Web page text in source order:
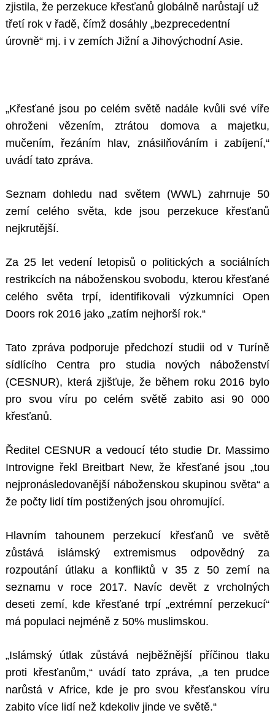
zjistila, že perzekuce křesťanů globálně narůstají už
třetí rok v řadě, čímž dosáhly „bezprecedentní
úrovně“ mj. i v zemích Jižní a Jihovýchodní Asie.
„Křesťané jsou po celém světě nadále kvůli své víře
ohroženi vězením, ztrátou domova a majetku,
mučením, řezáním hlav, znásilňováním i zabíjení,“
uvádí tato zpráva.
Seznam dohledu nad světem (WWL) zahrnuje 50
zemí celého světa, kde jsou perzekuce křesťanů
nejkrutější.
Za 25 let vedení letopisů o politických a sociálních
restrikcích na náboženskou svobodu, kterou křesťané
celého světa trpí, identifikovali výzkumníci Open
Doors rok 2016 jako „zatím nejhorší rok.“
Tato zpráva podporuje předchozí studii od v Turíně
sídlícího Centra pro studia nových náboženství
(CESNUR), která zjišťuje, že během roku 2016 bylo
pro svou víru po celém světě zabito asi 90 000
křesťanů.
Ředitel CESNUR a vedoucí této studie Dr. Massimo
Introvigne řekl Breitbart New, že křesťané jsou „tou
nejpronásledovanější náboženskou skupinou světa“ a
že počty lidí tím postižených jsou ohromující.
Hlavním tahounem perzekucí křesťanů ve světě
zůstává islámský extremismus odpovědný za
rozpoutání útlaku a konfliktů v 35 z 50 zemí na
seznamu v roce 2017. Navíc devět z vrcholných
deseti zemí, kde křesťané trpí „extrémní perzekucí“
má populaci nejméně z 50% muslimskou.
„Islámský útlak zůstává nejběžnější příčinou tlaku
proti křesťanům,“ uvádí tato zpráva, „a ten prudce
narůstá v Africe, kde je pro svou křesťanskou víru
zabito více lidí než kdekoliv jinde ve světě.“